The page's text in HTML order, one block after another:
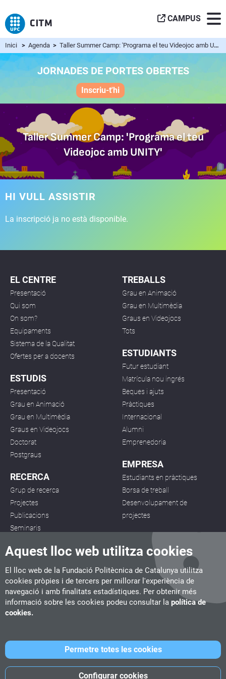
Aquest lloc web utilitza cookies
El lloc web de la Fundació Politècnica de Catalunya utilitza
cookies pròpies i de tercers per millorar l'experiència de
navegació i amb finalitats estadístiques. Per obtenir més
informació sobre les cookies podeu consultar la política de
cookies.
Configurar cookies
Permetre totes les cookies
CAMPUS
Inici > Agenda > Taller Summer Camp: 'Programa el teu Videojoc amb UNITY'
JORNADES DE PORTES OBERTES
Inscriu-t'hi
Taller Summer Camp: 'Programa el teu
Videojoc amb UNITY'
HI VULL ASSISTIR
La inscripció ja no està disponible.
EL CENTRE
Presentació
Qui som
On som?
Equipaments
Sistema de la Qualitat
Ofertes per a docents
ESTUDIS
Presentació
Grau en Animació
Grau en Multimèdia
Graus en Videojocs
Doctorat
Postgraus
RECERCA
Grup de recerca
Projectes
Publicacions
Seminaris
TREBALLS
Grau en Animació
Grau en Multimèdia
Graus en Videojocs
Tots
ESTUDIANTS
Futur estudiant
Matrícula nou ingrés
Beques i ajuts
Pràctiques
Internacional
Alumni
Emprenedoria
EMPRESA
Estudiants en pràctiques
Borsa de treball
Desenvolupament de
projectes
CITM
C/ de la Igualtat, 33, 08222 Terrassa
UPC School